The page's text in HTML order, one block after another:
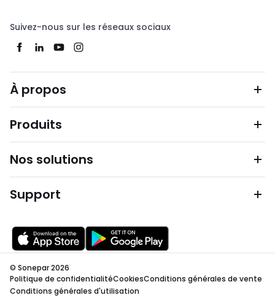
Suivez-nous sur les réseaux sociaux
À propos
Produits
Nos solutions
Support
© Sonepar 2026
Politique de confidentialitéCookiesConditions générales de vente
Conditions générales d'utilisation